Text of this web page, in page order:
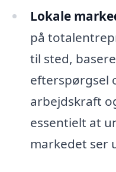
Lokale
på
til sted,
efterspørgsel
arbejdskraft
essentielt at
markedet ser